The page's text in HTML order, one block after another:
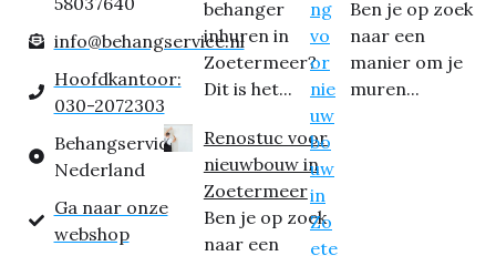
info@behangservice.nl
Hoofdkantoor:
030-2072303
Behangservice
Nederland
Ga naar onze
webshop
behanger
inhuren in
Zoetermeer?
Dit is het...
Renostuc voor
nieuwbouw in
Zoetermeer
Ben je op zoek
naar een
Ben je op zoek
naar een
manier om je
muren...